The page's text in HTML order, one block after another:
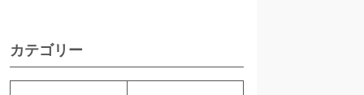
カテゴリー